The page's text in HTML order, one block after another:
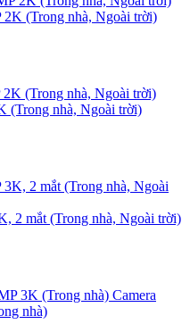
(Trong nhà, Ngoài trời)
(Trong nhà, Ngoài trời)
2 mắt (Trong nhà, Ngoài trời)
Camera
nhà)